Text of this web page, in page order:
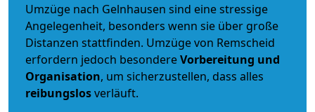
Umzüge nach Gelnhausen sind eine stressige
Angelegenheit, besonders wenn sie über große
Distanzen stattfinden. Umzüge von Remscheid
erfordern jedoch besondereVorbereitung und
Organisation, um sicherzustellen, dass alles
reibungslosverläuft.